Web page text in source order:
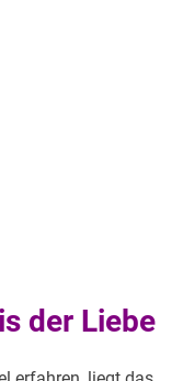
der Liebe